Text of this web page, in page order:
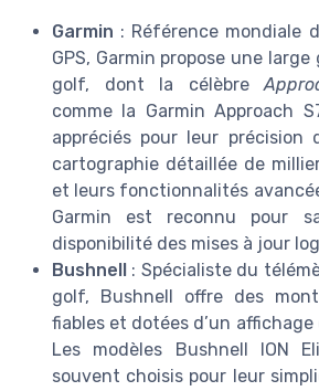
Garmin : Référence mondiale
GPS, Garmin propose une
golf, dont la célèbre
comme la Garmin Approach
appréciés pour leur précision
cartographie détaillée de
et leurs fonctionnalités
Garmin est reconnu pour
disponibilité des mises à jour
Bushnell
: Spécialiste du
golf, Bushnell offre des
fiables et dotées d’un
Les modèles Bushnell ION
souvent choisis pour leur